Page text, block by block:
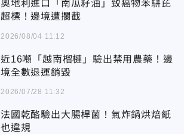
奧地利進口「南瓜籽油」致癌物苯駢芘
超標！邊境遭攔截
2026/08/04 11:12
近16噸「越南榴槤」驗出禁用農藥！邊
境全數退運銷毀
2026/07/28 11:32
法國乾酪驗出大腸桿菌！氣炸鍋烘焙紙
也違規